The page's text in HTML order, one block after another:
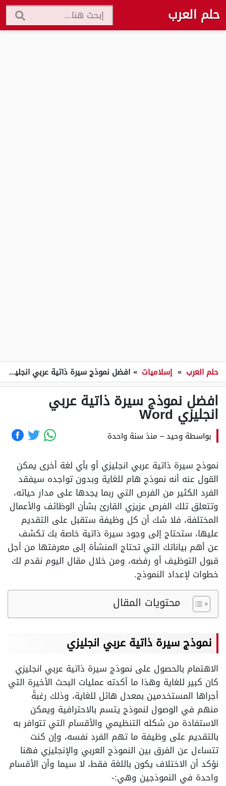
حلم العرب
حلم العرب » إسلاميات » افضل نموذج سيرة ذاتية عربي انجليزي Word
افضل نموذج سيرة ذاتية عربي
انجليزي Word
بواسطة وحيد– منذ سنة واحدة
نموذج سيرة ذاتية عربي انجليزي أو بأي لغة أخرى يمكن
القول عنه أنه نموذج هام للغاية وبدون تواجده سيفقد
الفرد الكثير من الفرص التي ربما يجدها على مدار حياته،
وتتعلق تلك الفرص عزيزي القارئ بشأن الوظائف والأعمال
المختلفة، فلا شك أن كل وظيفة ستقبل على التقديم
عليها، ستحتاج إلى وجود سيرة ذاتية خاصة بك تكشف
عن أهم بياناتك التي تحتاج المنشأة إلى معرفتها من أجل
قبول التوظيف أو رفضه، ومن خلال مقال اليوم نقدم لك
خطوات لإعداد النموذج.
محتويات المقال
نموذج سيرة ذاتية عربي انجليزي
الاهتمام بالحصول على نموذج سيرة ذاتية عربي انجليزي
كان كبير للغاية وهذا ما أكدته عمليات البحث الأخيرة التي
أجراها المستخدمين بمعدل هائل للغاية، وذلك رغبةً
منهم في الوصول لنموذج يتسم بالاحترافية ويمكن
الاستفادة من شكله التنظيمي والأقسام التي تتوافر به
بالتقديم على وظيفة ما تهم الفرد نفسه، وإن كنت
تتساءل عن الفرق بين النموذج العربي والإنجليزي فهنا
نؤكد أن الاختلاف يكون باللغة فقط، لا سيما وأن الأقسام
واحدة في النموذجين وهي:-